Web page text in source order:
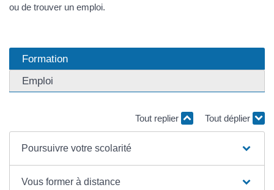
ou de trouver un emploi.
Formation
Emploi
Tout replier Tout déplier
Poursuivre votre scolarité
Vous former à distance